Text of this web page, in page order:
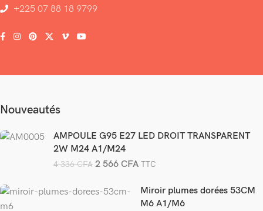
+225 07 88 18 9799
Nouveautés
AMPOULE G95 E27 LED DROIT TRANSPARENT
2W M24 A1/M24
4 336CFA 2 566CFA TTC
Miroir plumes dorées 53CM
M6 A1/M6